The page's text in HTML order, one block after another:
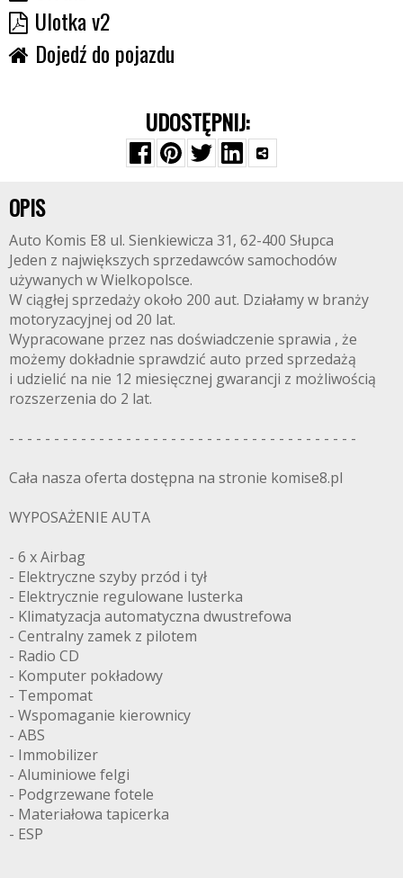
Ulotka v2
Dojedź do pojazdu
UDOSTĘPNIJ:
OPIS
Auto Komis E8 ul. Sienkiewicza 31, 62-400 Słupca
Jeden z największych sprzedawców samochodów
używanych w Wielkopolsce.
W ciągłej sprzedaży około 200 aut. Działamy w branży
motoryzacyjnej od 20 lat.
Wypracowane przez nas doświadczenie sprawia , że
możemy dokładnie sprawdzić auto przed sprzedażą
i udzielić na nie 12 miesięcznej gwarancji z możliwością
rozszerzenia do 2 lat.
- - - - - - - - - - - - - - - - - - - - - - - - - - - - - - - - - - - - - - -
Cała nasza oferta dostępna na stronie komise8.pl
WYPOSAŻENIE AUTA
- 6 x Airbag
- Elektryczne szyby przód i tył
- Elektrycznie regulowane lusterka
- Klimatyzacja automatyczna dwustrefowa
- Centralny zamek z pilotem
- Radio CD
- Komputer pokładowy
- Tempomat
- Wspomaganie kierownicy
- ABS
- Immobilizer
- Aluminiowe felgi
- Podgrzewane fotele
- Materiałowa tapicerka
- ESP